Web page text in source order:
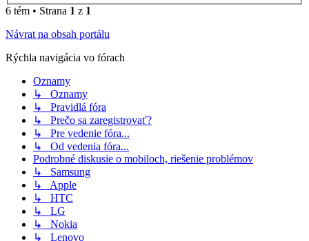
6 tém • Strana 1 z 1
Návrat na obsah portálu
Rýchla navigácia vo fórach
Oznamy
↳ Oznamy
↳ Pravidlá fóra
↳ Prečo sa zaregistrovať?
↳ Pre vedenie fóra...
↳ Od vedenia fóra...
Podrobné diskusie o mobiloch, riešenie problémov
↳ Samsung
↳ Apple
↳ HTC
↳ LG
↳ Nokia
↳ Lenovo